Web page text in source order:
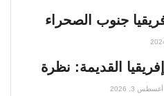
جنوب الصحراء
القديمة: نظرة
أغسطس 3, 2026